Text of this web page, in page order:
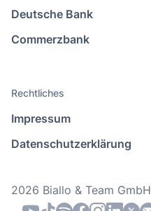
Deutsche Bank
Commerzbank
Rechtliches
Impressum
Datenschutzerklärung
2026 Biallo & Team GmbH